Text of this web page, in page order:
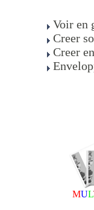
Voir en
Creer
Creer
MUL